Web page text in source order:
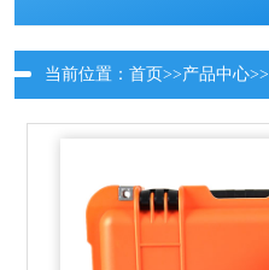
当前位置： 首页>>产品中心>>